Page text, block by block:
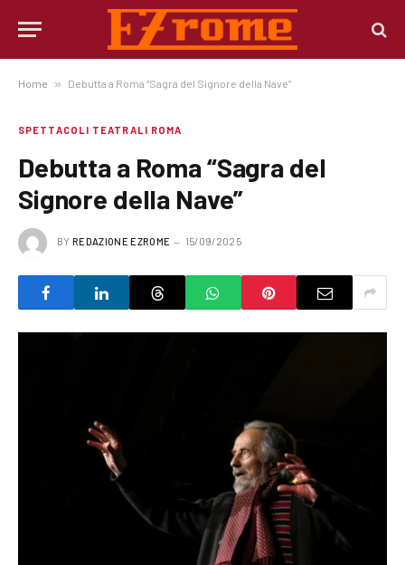
Home » Debutta a Roma “Sagra del Signore della Nave”
SPETTACOLI TEATRALI ROMA
Debutta a Roma “Sagra del
Signore della Nave”
BY REDAZIONE EZROME 15/09/2025